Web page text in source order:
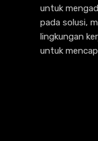
untuk
pada solusi,
lingkungan
untuk